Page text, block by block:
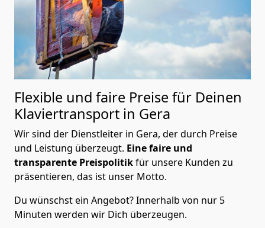
Flexible und faire Preise für Deinen
Klaviertransport in Gera
Wir sind der Dienstleiter in Gera, der durch Preise
und Leistung überzeugt. Eine faire und
transparente Preispolitikfür unsere Kunden zu
präsentieren, das ist unser Motto.
Du wünschst ein Angebot? Innerhalb von nur 5
Minuten werden wir Dich überzeugen.